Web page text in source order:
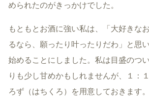
められたのがきっかけでした。
もともとお酒に強い私は、「大好きな
るなら、願ったり叶ったりだわ」と思
始めることにしました。私は目盛のつ
りも少し甘めかもしれませんが、１：
ろず（はちくろ）を用意しておきます。